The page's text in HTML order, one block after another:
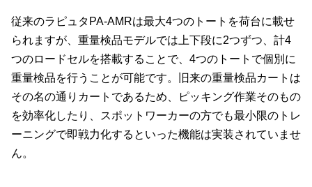
従来のラピュタPA-AMRは最大4つのトートを荷台に載せ
られますが、重量検品モデルでは上下段に2つずつ、計4
つのロードセルを搭載することで、4つのトートで個別に
重量検品を行うことが可能です。旧来の重量検品カートは
その名の通りカートであるため、ピッキング作業そのもの
を効率化したり、スポットワーカーの方でも最小限のトレ
ーニングで即戦力化するといった機能は実装されていませ
ん。